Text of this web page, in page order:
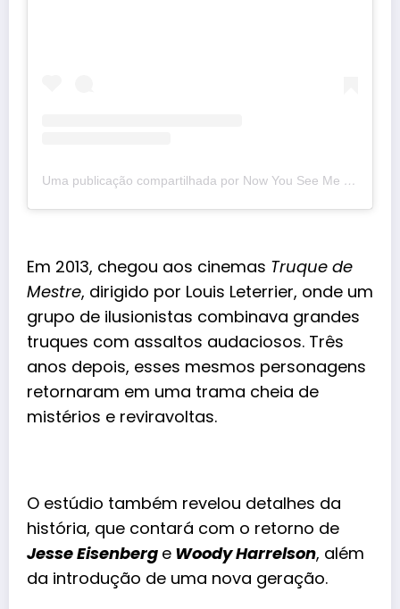
Uma publicação compartilhada por Now You See Me (@nysmmovie)
Em 2013, chegou aos cinemas Truque de
Mestre, dirigido por Louis Leterrier, onde um
grupo de ilusionistas combinava grandes
truques com assaltos audaciosos. Três
anos depois, esses mesmos personagens
retornaram em uma trama cheia de
mistérios e reviravoltas.
O estúdio também revelou detalhes da
história, que contará com o retorno de
Jesse Eisenberg e Woody Harrelson, além
da introdução de uma nova geração.